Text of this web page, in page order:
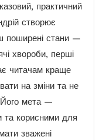
практичний
створює
поширені стани —
хвороби, перші
читачам краще
на зміни та не
Його мета —
та корисними для
зважені